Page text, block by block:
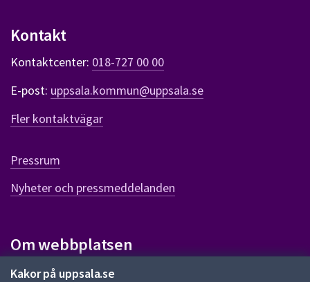
Kakor på uppsala.se
n
t
r
ö
e
n
n
i
d
a
Kontakt
Kontaktcenter: 018-727 00 00
E-post: uppsala.kommun@uppsala.se
Fler kontaktvägar
Pressrum
Nyheter och pressmeddelanden
Om webbplatsen
Om webbplatsen